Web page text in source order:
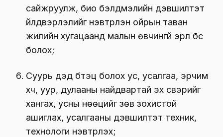
сайжруулж, био бэлдмэлийн дэвшилтэт
үйлдвэрлэлийг нэвтрүүлэн ойрын таван
жилийн хугацаанд малын өвчингүй эрүүл бүс
болох;
Суурь дэд бүтэц болох ус, усалгаа, эрчим
хүч, уур, дулааны найдвартай эх үүсвэрийг
хангах, усны нөөцийг зөв зохистой
ашиглах, усалгааны дэвшилтэт техник,
технологи нэвтрүүлэх;